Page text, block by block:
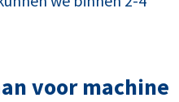
voor machine